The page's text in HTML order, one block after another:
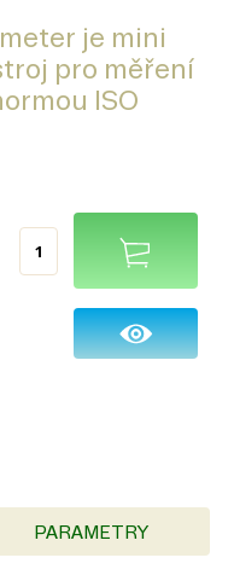
je mini
pro měření
ISO
PARAMETRY